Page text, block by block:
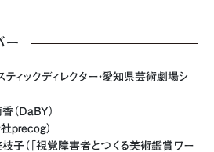
ー
ィックディレクター・愛知県芸術劇場シ
（DaBY）
precog）
子（「視覚障害者とつくる美術鑑賞ワー